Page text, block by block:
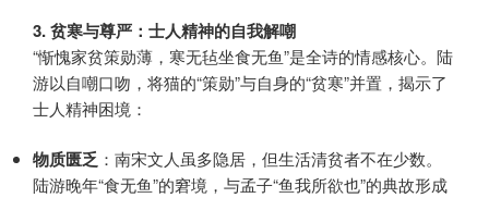
3. 贫寒与尊严：士人精神的自我解嘲
“惭愧家贫策勋薄，寒无毡坐食无鱼”是全诗的情感核心。陆
游以自嘲口吻，将猫的“策勋”与自身的“贫寒”并置，揭示了
士人精神困境：
物质匮乏 ：南宋文人虽多隐居，但生活清贫者不在少数。
陆游晚年“食无鱼”的窘境，与孟子“鱼我所欲也”的典故形成